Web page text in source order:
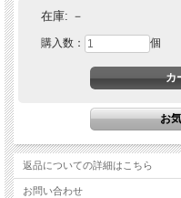
在庫: －
購入数： 個
返品についての詳細はこちら
お問い合わせ